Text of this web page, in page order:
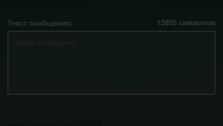
Текст сообщения: 15895 символов